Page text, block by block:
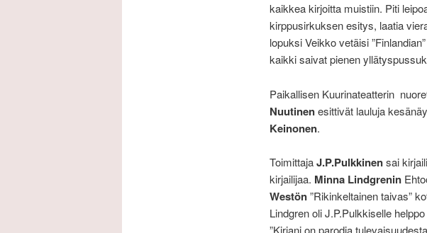
kaikkea kirjoitta muistiin. Piti
kirppusirkuksen esitys, laatia
lopuksi Veikko vetäisi
kaikki saivat pienen
Paikallisen Kuurinateatterin
Nuutinenesittivät lauluja
Keinonen.
ToimittajaJ.P.Pulkkinensai
kirjailijaa. Minna Lindgrenin
Westön”Rikinkeltainen taivas”
Lindgren oli J.P.Pulkkiselle
”Kirjani on parodia